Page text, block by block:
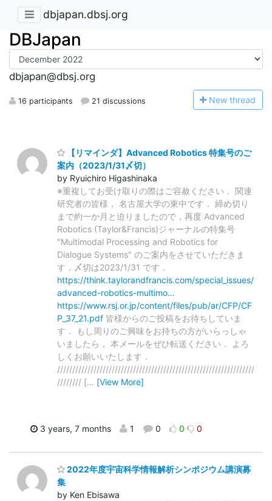
dbjapan.dbsj.org
DBJapan
dbjapan@dbsj.org
16 participants 21 discussions New thread
【リマインダ】Advanced Robotics 特集号のご
案内（2023/1/31〆切）
by Ryuichiro Higashinaka
※重複してお受け取りの際はご容赦ください． 関連
研究者の皆様， 名古屋大学の東中です． 締め切り
まで約一か月と迫りましたので，再度 Advanced
Robotics (Taylor&Francis)ジャーナルの特集号
"Multimodal Processing and Robotics for
Dialogue Systems" のご案内をさせていただきま
す．〆切は2023/1/31 です．
https://think.taylorandfrancis.com/special_issues/
advanced-robotics-multimo…
https://www.rsj.or.jp/content/files/pub/ar/CFP/CF
P_37_21.pdf 皆様からのご投稿をお待ちしていま
す． もし周りのご興味をお持ちの方がいらっしゃ
いましたら， 本メールをぜひ転送ください． よろ
しくお願いいたします．
/////////////////////////////////////////////////////////////////
//////// [… [View More]
3 years, 7 months 1 0 0 0
2022年度宇宙科学情報解析シンポジウム講演募
集
by Ken Ebisawa